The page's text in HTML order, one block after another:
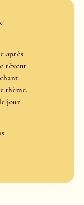
après
rêvent
thème.
jour